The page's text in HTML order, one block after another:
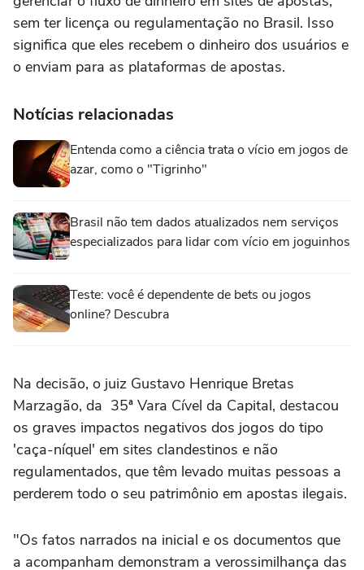
sem ter licença ou regulamentação no Brasil. Isso
significa que eles recebem o dinheiro dos usuários e
o enviam para as plataformas de apostas.
Notícias relacionadas
Entenda como a ciência trata o vício em jogos de
azar, como o "Tigrinho"
Brasil não tem dados atualizados nem serviços
especializados para lidar com vício em joguinhos
Teste: você é dependente de bets ou jogos
online? Descubra
Na decisão, o juiz Gustavo Henrique Bretas
Marzagão, da 35ª Vara Cível da Capital, destacou
os graves impactos negativos dos jogos do tipo
'caça-níquel' em sites clandestinos e não
regulamentados, que têm levado muitas pessoas a
perderem todo o seu patrimônio em apostas ilegais.
"Os fatos narrados na inicial e os documentos que
a acompanham demonstram a verossimilhança das